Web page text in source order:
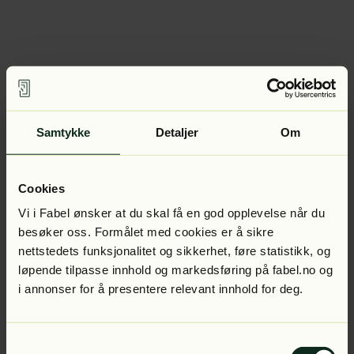
Samtykke Detaljer Om
Cookies
Vi i Fabel ønsker at du skal få en god opplevelse når du
besøker oss. Formålet med cookies er å sikre
nettstedets funksjonalitet og sikkerhet, føre statistikk, og
løpende tilpasse innhold og markedsføring på fabel.no og
i annonser for å presentere relevant innhold for deg.